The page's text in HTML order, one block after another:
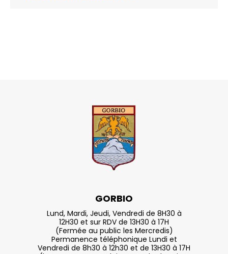
GORBIO
Lund, Mardi, Jeudi, Vendredi de 8H30 à
12H30 et sur RDV de 13H30 à 17H
(Fermée au public les Mercredis)
Permanence téléphonique Lundi et
Vendredi de 8h30 à 12h30 et de 13H30 à 17H